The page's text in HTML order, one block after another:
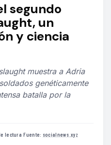
segundo
un
y ciencia
muestra a Adria
genéticamente
batalla por la
lectura·Fuente: socialnews.xyz